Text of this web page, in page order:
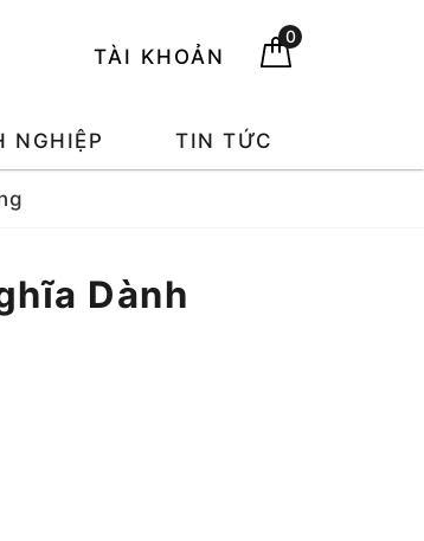
TÀI KHOẢN
0
NGHIỆP TIN TỨC
Dành